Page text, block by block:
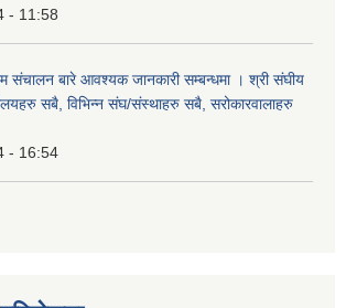
- 11:58
संचालन बारे आवश्यक जानकारी सम्बन्धमा । श्री संघीय
सबै, विभिन्‍न संघ/संस्थाहरु सबै, सरोकारवालाहरु
- 16:54